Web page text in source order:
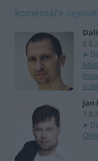
komentáře
o
Jan